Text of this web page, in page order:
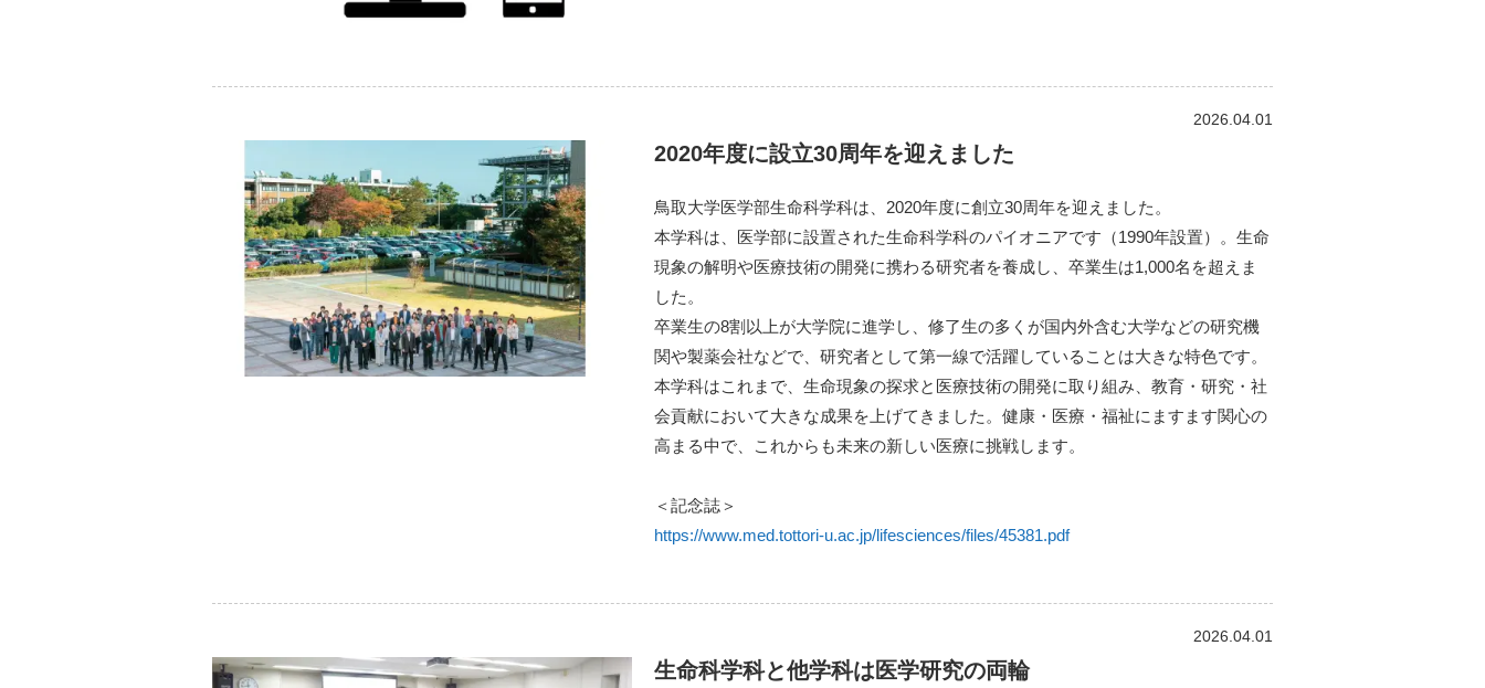
2026.04.01
2020年度に設⽴30周年を迎えました
⿃取⼤学医学部⽣命科学科は、2020年度に創⽴30周年を迎えました。
本学科は、医学部に設置された⽣命科学科のパイオニアです（1990年設置）。⽣命
現象の解明や医療技術の開発に携わる研究者を養成し、卒業⽣は1,000名を超えま
した。
卒業⽣の8割以上が⼤学院に進学し、修了⽣の多くが国内外含む⼤学などの研究機
関や製薬会社などで、研究者として第⼀線で活躍していることは⼤きな特⾊です。
本学科はこれまで、⽣命現象の探求と医療技術の開発に取り組み、教育・研究・社
会貢献において⼤きな成果を上げてきました。健康・医療・福祉にますます関⼼の
⾼まる中で、これからも未来の新しい医療に挑戦します。
＜記念誌＞
https://www.med.tottori-u.ac.jp/lifesciences/files/45381.pdf
2026.04.01
⽣命科学科と他学科は医学研究の両輪